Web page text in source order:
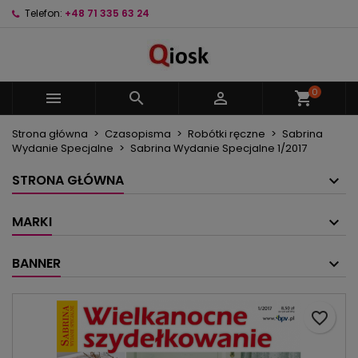
Telefon: +48 71 335 63 24
   shopping_cart0
Strona główna Czasopisma Robótki ręczne
Sabrina
Wydanie Specjalne
Sabrina Wydanie Specjalne 1/2017
STRONA GŁÓWNA
MARKI
BANNER
favorite_border
Nazwa listy życzeń
Anuluj Utwórz listę życzeń
Musisz być zalogowany by zapisać produkty na
swojej liście życzeń.
Anuluj Zaloguj się